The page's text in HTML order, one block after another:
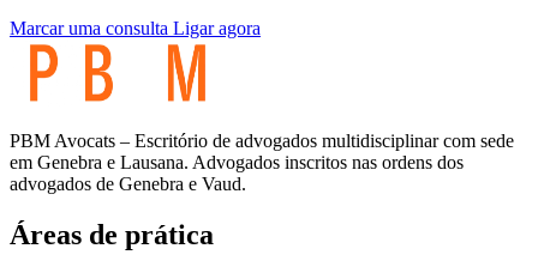
Marcar uma consulta Ligar agora
PBM Avocats – Escritório de advogados multidisciplinar com sede
em Genebra e Lausana. Advogados inscritos nas ordens dos
advogados de Genebra e Vaud.
Áreas de prática